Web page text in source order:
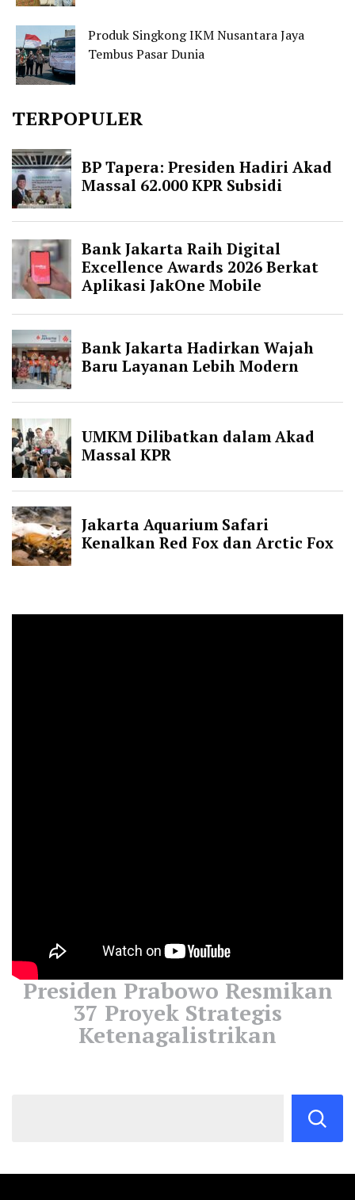
Produk Singkong IKM Nusantara Jaya
Tembus Pasar Dunia
TERPOPULER
Presiden Prabowo Resmikan
37 Proyek Strategis
Ketenagalistrikan